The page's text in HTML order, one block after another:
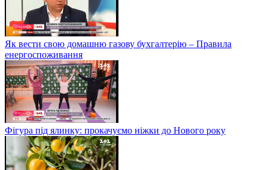
Як вести свою домашню газову бухгалтерію – Правила
енергоспоживання
Фігура під ялинку: прокачуємо ніжки до Нового року